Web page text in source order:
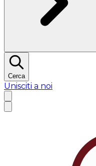
Cerca
Unisciti a noi